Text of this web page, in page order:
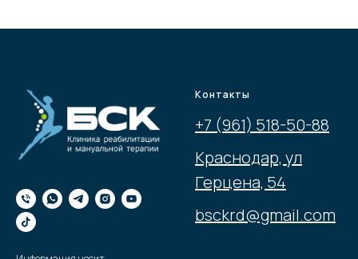
Контакты
+7 (961) 518-50-88
Краснодар, ул
Герцена, 54
bsckrd@gmail.com